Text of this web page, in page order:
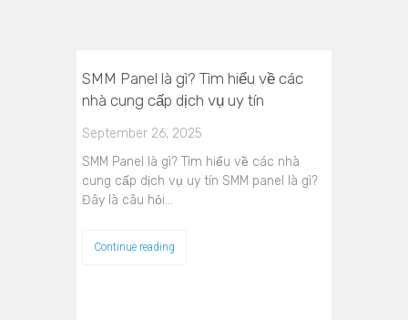
SMM Panel là gì? Tìm hiểu về các
nhà cung cấp dịch vụ uy tín
September 26, 2025
SMM Panel là gì? Tìm hiểu về các nhà
cung cấp dịch vụ uy tín SMM panel là gì?
Đây là câu hỏi…
Continue reading